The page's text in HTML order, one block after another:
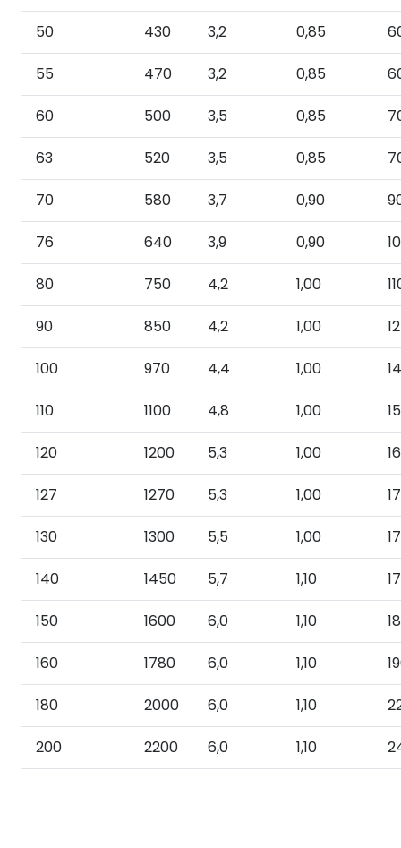
50 430 3,2 0,85
55 470 3,2 0,85
60 500 3,5 0,85
63 520 3,5 0,85
70 580 3,7 0,90
76 640 3,9 0,90
80 750 4,2 1,00
90 850 4,2 1,00
100 970 4,4 1,00
110 1100 4,8 1,00
120 1200 5,3 1,00
127 1270 5,3 1,00
130 1300 5,5 1,00
140 1450 5,7 1,10
150 1600 6,0 1,10
160 1780 6,0 1,10
180 2000 6,0 1,10
200 2200 6,0 1,10